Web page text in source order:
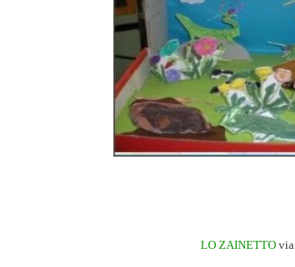
LO ZAINETTOvia